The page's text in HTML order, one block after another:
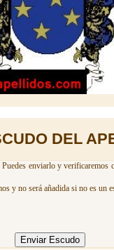
DEL
enviarlo y
y no será añadida si no es un